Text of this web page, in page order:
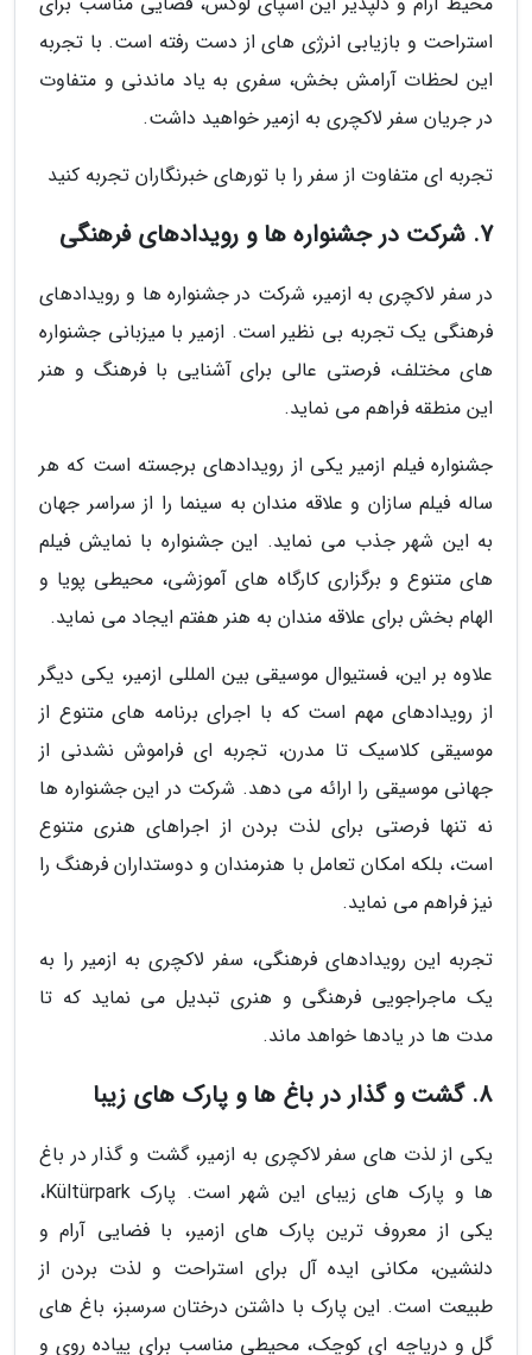
استراحت و بازیابی انرژی های از دست رفته است. با تجربه
این لحظات آرامش بخش، سفری به یاد ماندنی و متفاوت
در جریان سفر لاکچری به ازمیر خواهید داشت.
تجربه ای متفاوت از سفر را با تورهای خبرنگاران تجربه کنید
7. شرکت در جشنواره ها و رویدادهای فرهنگی
در سفر لاکچری به ازمیر، شرکت در جشنواره ها و رویدادهای
فرهنگی یک تجربه بی نظیر است. ازمیر با میزبانی جشنواره
های مختلف، فرصتی عالی برای آشنایی با فرهنگ و هنر
این منطقه فراهم می نماید.
جشنواره فیلم ازمیر یکی از رویدادهای برجسته است که هر
ساله فیلم سازان و علاقه مندان به سینما را از سراسر جهان
به این شهر جذب می نماید. این جشنواره با نمایش فیلم
های متنوع و برگزاری کارگاه های آموزشی، محیطی پویا و
الهام بخش برای علاقه مندان به هنر هفتم ایجاد می نماید.
علاوه بر این، فستیوال موسیقی بین المللی ازمیر، یکی دیگر
از رویدادهای مهم است که با اجرای برنامه های متنوع از
موسیقی کلاسیک تا مدرن، تجربه ای فراموش نشدنی از
جهانی موسیقی را ارائه می دهد. شرکت در این جشنواره ها
نه تنها فرصتی برای لذت بردن از اجراهای هنری متنوع
است، بلکه امکان تعامل با هنرمندان و دوستداران فرهنگ را
نیز فراهم می نماید.
تجربه این رویدادهای فرهنگی، سفر لاکچری به ازمیر را به
یک ماجراجویی فرهنگی و هنری تبدیل می نماید که تا
مدت ها در یادها خواهد ماند.
8. گشت و گذار در باغ ها و پارک های زیبا
یکی از لذت های سفر لاکچری به ازمیر، گشت و گذار در باغ
ها و پارک های زیبای این شهر است. پارک Kültürpark،
یکی از معروف ترین پارک های ازمیر، با فضایی آرام و
دلنشین، مکانی ایده آل برای استراحت و لذت بردن از
طبیعت است. این پارک با داشتن درختان سرسبز، باغ های
گل و دریاچه ای کوچک، محیطی مناسب برای پیاده روی و